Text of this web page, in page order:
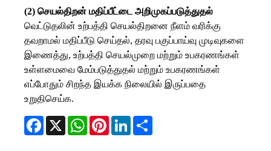
(2) செயல்திறன் மதிப்பீட்டை அறிமுகப்படுத்துதல்
வெட்டுதலின் உற்பத்தி செயல்திறனை நீளம் வரிக்கு
தவறாமல் மதிப்பீடு செய்தல், தரவு பகுப்பாய்வு முடிவுகளை
இணைத்து, உற்பத்தி செயல்முறை மற்றும் உபகரணங்கள்
உள்ளமைவை மேம்படுத்துதல் மற்றும் உபகரணங்கள்
எப்போதும் சிறந்த இயக்க நிலையில் இருப்பதை
உறுதிசெய்க.
Facebook
X WhatsAppPinterestLinkedIn